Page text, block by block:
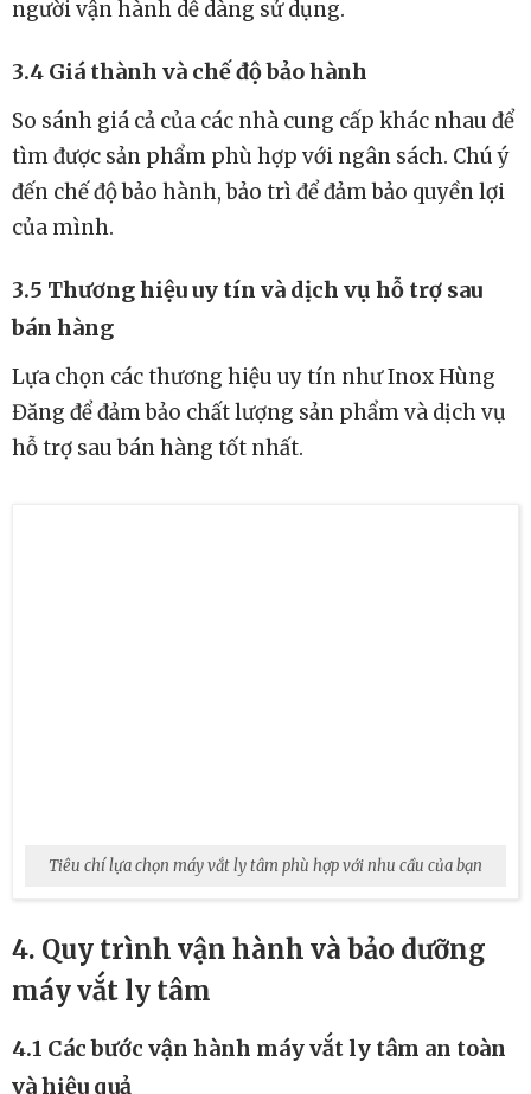
người vận hành dễ dàng sử dụng.
3.4 Giá thành và chế độ bảo hành
So sánh giá cả của các nhà cung cấp khác nhau để
tìm được sản phẩm phù hợp với ngân sách. Chú ý
đến chế độ bảo hành, bảo trì để đảm bảo quyền lợi
của mình.
3.5 Thương hiệu uy tín và dịch vụ hỗ trợ sau
bán hàng
Lựa chọn các thương hiệu uy tín như Inox Hùng
Đăng để đảm bảo chất lượng sản phẩm và dịch vụ
hỗ trợ sau bán hàng tốt nhất.
4. Quy trình vận hành và bảo dưỡng
4.1 Các bước vận hành máy vắt ly tâm an toàn